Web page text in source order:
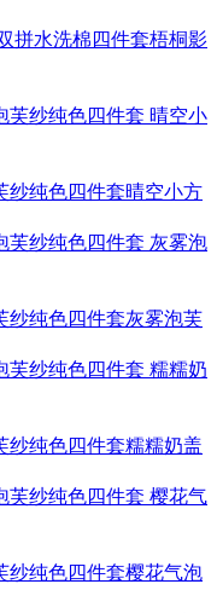
拼水洗棉四件套梧桐影
纱纯色四件套晴空小方
纱纯色四件套灰雾泡芙
纱纯色四件套糯糯奶盖
纱纯色四件套樱花气泡